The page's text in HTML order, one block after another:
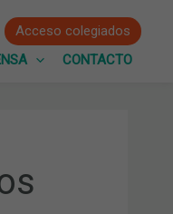
Acceso colegiados
CONTACTO